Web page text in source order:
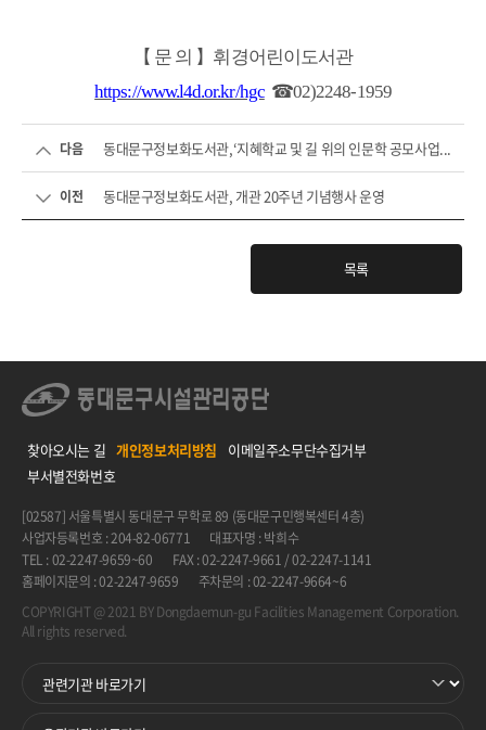
【 문 의 】 휘경어린이도서관
https://www.l4d.or.kr/hgc ☎02)2248-1959
다음 동대문구정보화도서관,‘지혜학교 및 길 위의 인문학 공모사업...
이전 동대문구정보화도서관, 개관 20주년 기념행사 운영
목록
찾아오시는 길 개인정보처리방침
이메일주소무단수집거부
부서별전화번호
[02587] 서울특별시 동대문구 무학로 89 (동대문구민행복센터 4층)
사업자등록번호 : 204-82-06771
대표자명 : 박희수
TEL : 02-2247-9659~60
FAX : 02-2247-9661 / 02-2247-1141
홈페이지문의 : 02-2247-9659
주차문의 : 02-2247-9664~6
COPYRIGHT @ 2021 BY Dongdaemun-gu Facilities Management Corporation.
All rights reserved.